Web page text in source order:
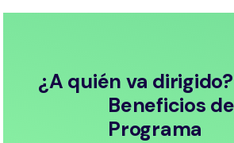
¿A quién va dirigido?
Beneficios
Programa